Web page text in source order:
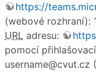
https://
(webové rozhraní):
URL adresu:
pomocí